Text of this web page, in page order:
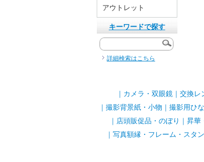
アウトレット
キーワードで探す
詳細検索はこちら
カメラ・双眼鏡 交換レ
撮影背景紙・小物 撮影用ひ
店頭販促品・のぼり 昇華
写真額縁・フレーム・スタ